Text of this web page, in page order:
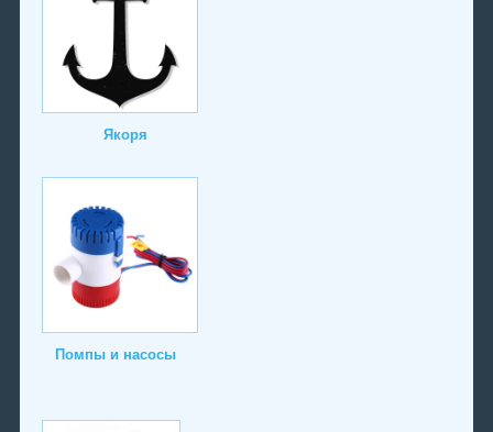
Якоря
Помпы и насосы